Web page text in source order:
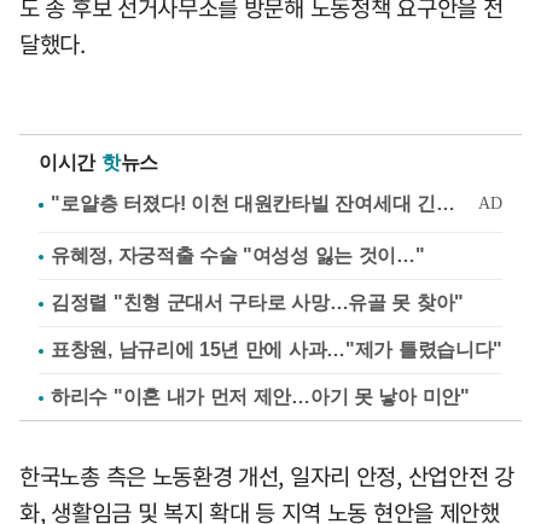
도 송 후보 선거사무소를 방문해 노동정책 요구안을 전
달했다.
이시간 핫뉴스
유혜정, 자궁적출 수술 "여성성 잃는 것이…"
김정렬 "친형 군대서 구타로 사망…유골 못 찾아"
표창원, 남규리에 15년 만에 사과…"제가 틀렸습니다"
하리수 "이혼 내가 먼저 제안…아기 못 낳아 미안"
한국노총 측은 노동환경 개선, 일자리 안정, 산업안전 강
화, 생활임금 및 복지 확대 등 지역 노동 현안을 제안했